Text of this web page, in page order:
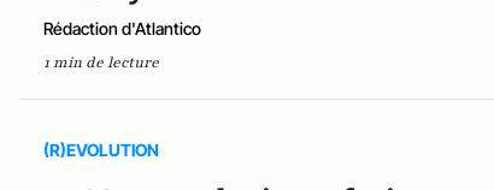
Rédaction d'Atlantico
1 min de lecture
(R)EVOLUTION